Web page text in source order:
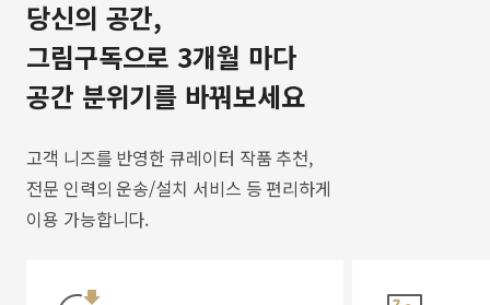
당신의 공간,
그림구독으로 3개월 마다
공간 분위기를 바꿔보세요
고객 니즈를 반영한 큐레이터 작품 추천,
전문 인력의 운송/설치 서비스 등 편리하게
이용 가능합니다.